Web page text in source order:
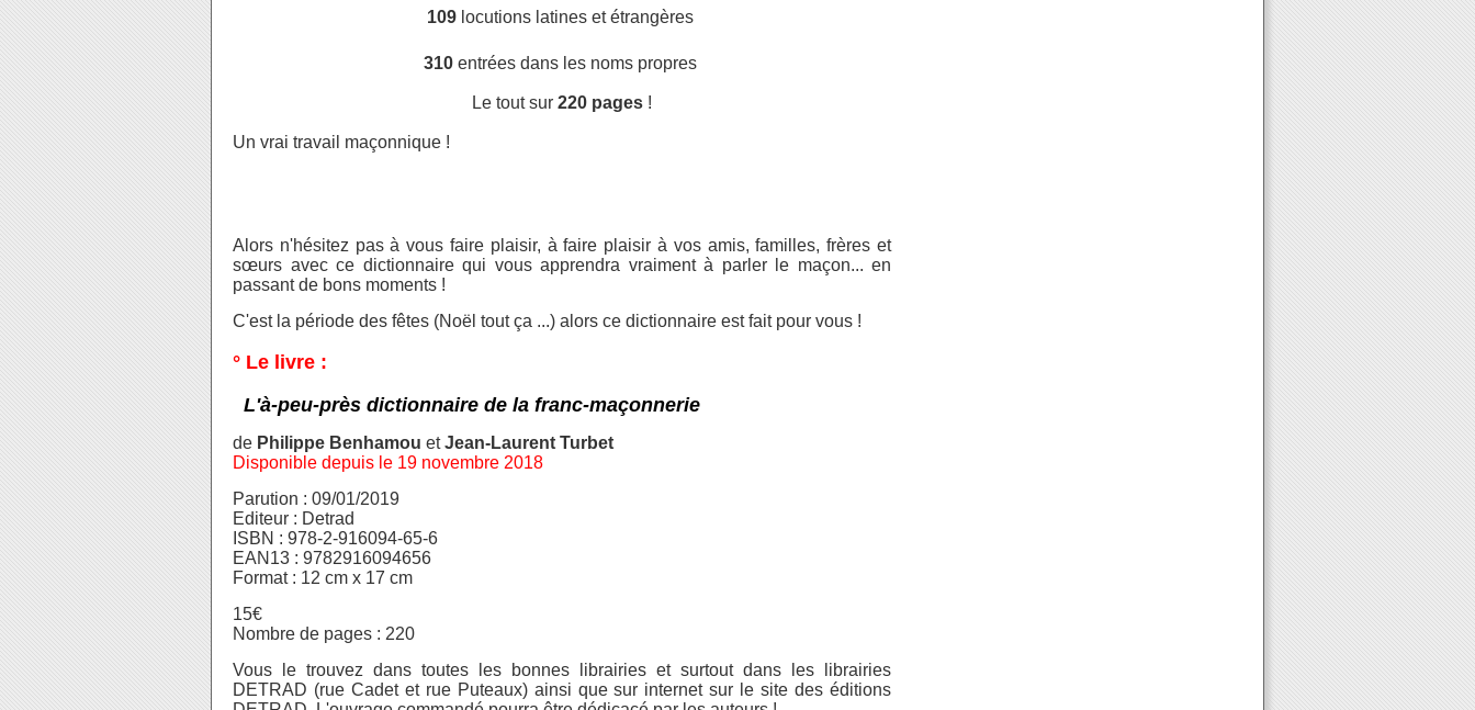
109 locutions latines et étrangères
310 entrées dans les noms propres
Le tout sur 220 pages !
Un vrai travail maçonnique !
Alors n'hésitez pas à vous faire plaisir, à faire plaisir à vos amis, familles, frères et
sœurs avec ce dictionnaire qui vous apprendra vraiment à parler le maçon... en
passant de bons moments !
C'est la période des fêtes (Noël tout ça ...) alors ce dictionnaire est fait pour vous !
° Le livre :
L'à-peu-près dictionnaire de la franc-maçonnerie
de Philippe Benhamou etJean-Laurent Turbet
Disponible depuis le 19 novembre 2018
Parution : 09/01/2019
Editeur : Detrad
ISBN : 978-2-916094-65-6
EAN13 : 9782916094656
Format : 12 cm x 17 cm
15€
Nombre de pages : 220
Vous le trouvez dans toutes les bonnes librairies et surtout dans les librairies
DETRAD (rue Cadet et rue Puteaux) ainsi que sur internet sur le site des éditions